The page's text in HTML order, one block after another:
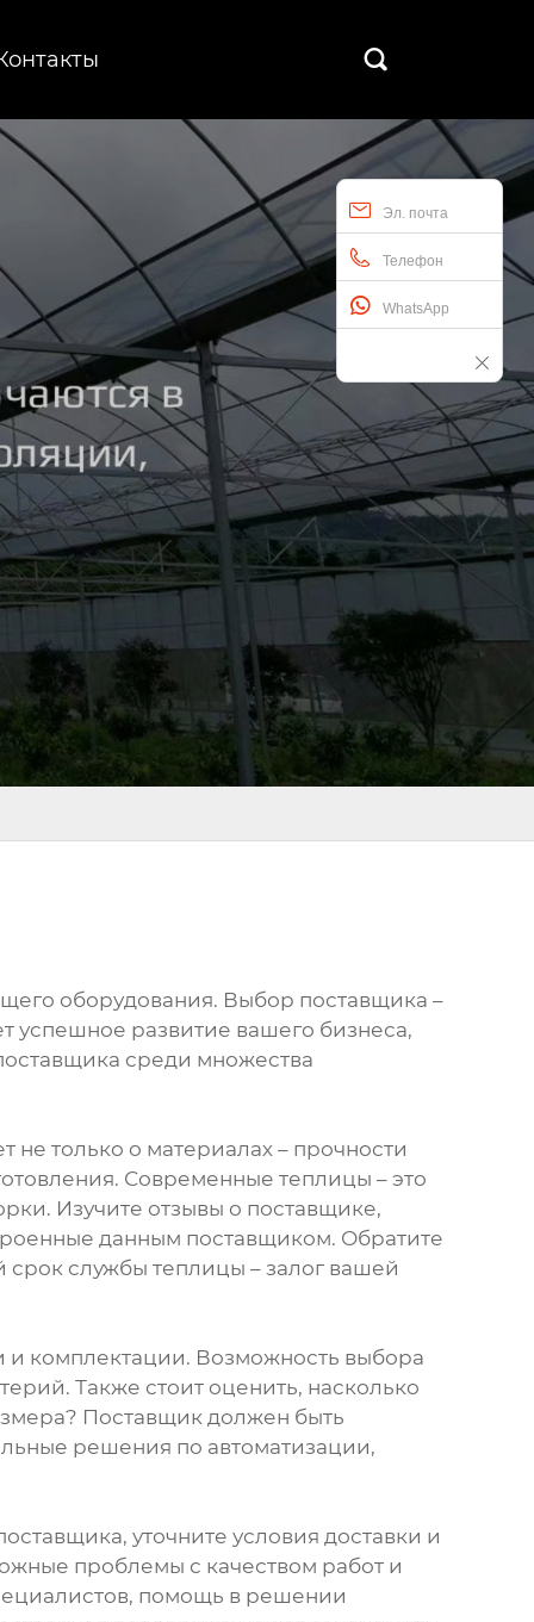

Эл. почта
Телефон
WhatsApp
оборудования. Выбор поставщика –
успешное развитие вашего бизнеса,
среди множества
только о материалах – прочности
Современные теплицы – это
Изучите отзывы о поставщике,
данным поставщиком. Обратите
срок службы теплицы – залог вашей
комплектации. Возможность выбора
Также стоит оценить, насколько
Поставщик должен быть
решения по автоматизации,
уточните условия доставки и
проблемы с качеством работ и
помощь в решении